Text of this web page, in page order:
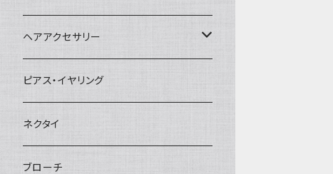
ヘアアクセサリー
ヘアクリップ
ヘッドドレス・カチューシャ
ヘアゴム
ピアス・イヤリング
ネクタイ
ブローチ